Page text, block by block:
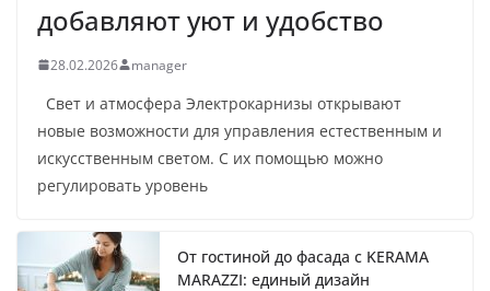
добавляют уют и удобство
28.02.2026 manager
Свет и атмосфера Электрокарнизы открывают
новые возможности для управления естественным и
искусственным светом. С их помощью можно
регулировать уровень
От гостиной до фасада с KERAMA
MARAZZI: единый дизайн